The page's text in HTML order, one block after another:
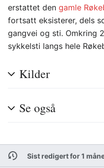
erstattet den gamle
fortsatt eksisterer, dels
gangvei og sti. Omkring
sykkelsti langs hele
Kilder
Se også
Sist redigert for 1